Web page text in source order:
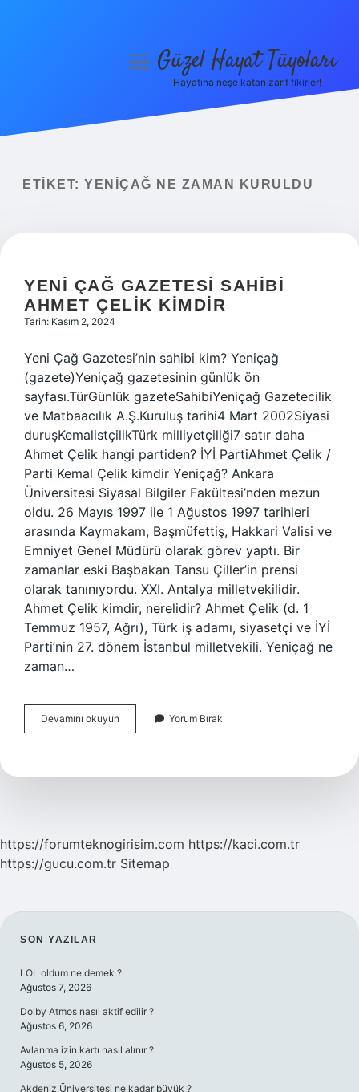
Yasal Uyarı
menüyüGüzel Hayat Tüyoları
Hayatına neşe katan zarif fikirler!
ETIKET: YENIÇAĞ NE ZAMAN KURULDU
YENI ÇAĞ GAZETESI SAHIBI
AHMET ÇELIK KIMDIR
Tarih: Kasım 2, 2024
Yeni Çağ Gazetesi’nin sahibi kim? Yeniçağ
(gazete)Yeniçağ gazetesinin günlük ön
sayfası.TürGünlük gazeteSahibiYeniçağ Gazetecilik
ve Matbaacılık A.Ş.Kuruluş tarihi4 Mart 2002Siyasi
duruşKemalistçilikTürk milliyetçiliği7 satır daha
Ahmet Çelik hangi partiden? İYİ PartiAhmet Çelik /
Parti Kemal Çelik kimdir Yeniçağ? Ankara
Üniversitesi Siyasal Bilgiler Fakültesi’nden mezun
oldu. 26 Mayıs 1997 ile 1 Ağustos 1997 tarihleri ​​
arasında Kaymakam, Başmüfettiş, Hakkari Valisi ve
Emniyet Genel Müdürü olarak görev yaptı. Bir
zamanlar eski Başbakan Tansu Çiller’in prensi
olarak tanınıyordu. XXI. Antalya milletvekilidir.
Ahmet Çelik kimdir, nerelidir? Ahmet Çelik (d. 1
Temmuz 1957, Ağrı), Türk iş adamı, siyasetçi ve İYİ
Parti’nin 27. dönem İstanbul milletvekili. Yeniçağ ne
zaman…
Devamını okuyun
Çağ
Ahmet
Yorum Bırak
https://forumteknogirisim.com https://kaci.com.tr
https://gucu.com.tr Sitemap
SIDEBAR
SON YAZILAR
LOL oldum ne demek ?
Ağustos 7, 2026
Dolby Atmos nasıl aktif edilir ?
Ağustos 6, 2026
Avlanma izin kartı nasıl alınır ?
Ağustos 5, 2026
Akdeniz Üniversitesi ne kadar büyük ?